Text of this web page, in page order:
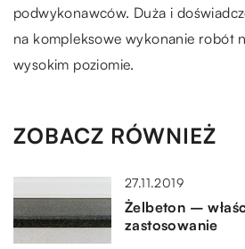
podwykonawców. Duża i
na kompleksowe wykonanie robót
wysokim poziomie.
ZOBACZ RÓWNIEŻ
27.11.2019
Żelbeton –
zastosowanie